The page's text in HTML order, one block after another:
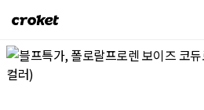
크
켓